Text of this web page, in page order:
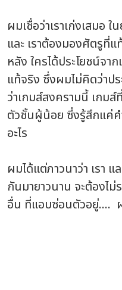
ผมเชื่อว่าเราเก่งเสมอ
และ เราต้องมองศัตรูที่แ
หลัง ใครได้ประโยชน์จา
แท้จริง ซึ่งผมไม่คิดว่าป
ว่าเกมส์สงครามนี้ เกม
ตัวชั้นผู้น้อย ซึ่งรู้สึกแค่ค
อะไร
ผมได้แต่ภาวนาว่า เรา
กันมายาวนาน จะต้องไ
อื่น ที่แอบซ่อนตัวอยู่....